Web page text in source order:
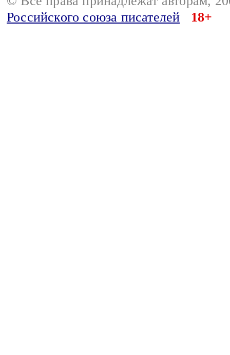
Российского союза писателей
18+